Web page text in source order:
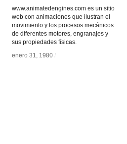
www.animatedengines.com es un sitio
web con animaciones que ilustran el
movimiento y los procesos mecánicos
de diferentes motores, engranajes y
sus propiedades físicas.
enero 31, 1980 /
enero 31, 1980 /